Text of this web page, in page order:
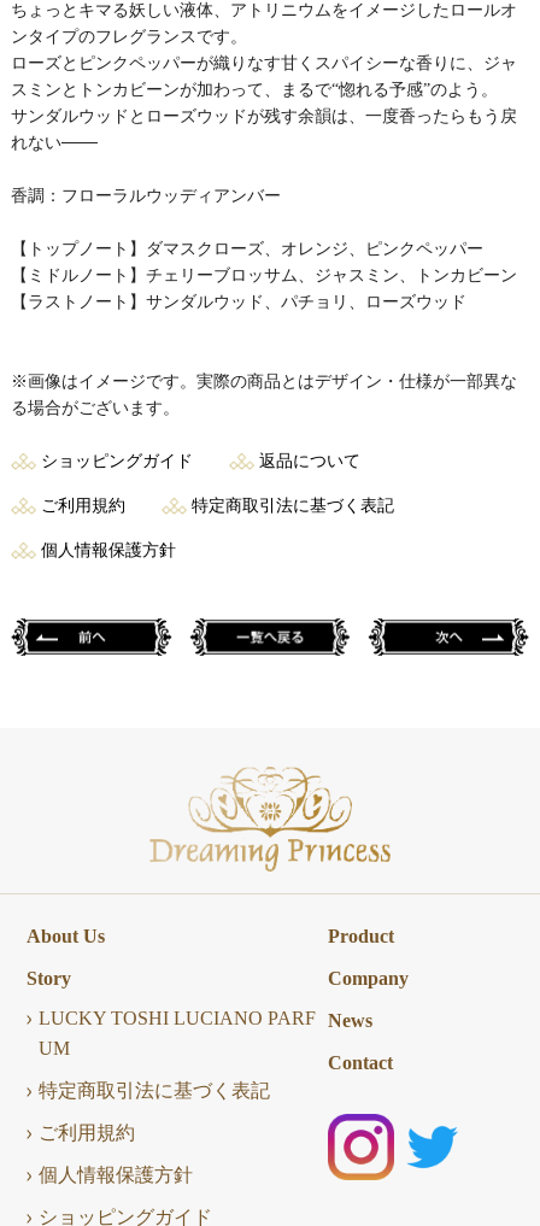
ちょっとキマる妖しい液体、アトリニウムをイメージしたロールオ
ンタイプのフレグランスです。
ローズとピンクペッパーが織りなす甘くスパイシーな香りに、ジャ
スミンとトンカビーンが加わって、まるで“惚れる予感”のよう。
サンダルウッドとローズウッドが残す余韻は、一度香ったらもう戻
れない───
香調：フローラルウッディアンバー
【トップノート】ダマスクローズ、オレンジ、ピンクペッパー
【ミドルノート】チェリーブロッサム、ジャスミン、トンカビーン
【ラストノート】サンダルウッド、パチョリ、ローズウッド
※画像はイメージです。実際の商品とはデザイン・仕様が一部異な
る場合がございます。
ショッピングガイド 返品について
ご利用規約 特定商取引法に基づく表記
個人情報保護方針
About Us
Story
LUCKY TOSHI LUCIANO PARF
UM
特定商取引法に基づく表記
ご利用規約
個人情報保護方針
ショッピングガイド
Product
Company
News
Contact